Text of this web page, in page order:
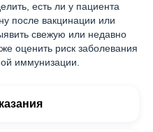
есть ли у пациента
после вакцинации или
свежую или недавно
оценить риск заболевания
иммунизации.